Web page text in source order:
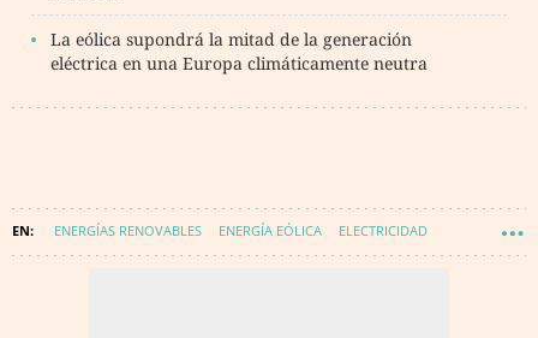
La eólica supondrá la mitad de la generación
eléctrica en una Europa climáticamente neutra
ENERGÍAS RENOVABLES ENERGÍA EÓLICA ELECTRICIDAD